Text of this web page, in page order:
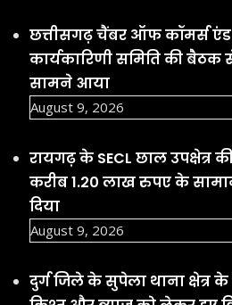
छत्तीसगढ़ चैंबर ऑफ कॉमर्स एंड
कार्यकारिणी समिति की
सामने आया
August 9, 2026
रायगढ़ के SECL छाल उपक्षेत्र
करीब 1.20 लाख रुपए के
दिया
August 9, 2026
दुर्ग जिले के सुपेला थाना क्षेत्र